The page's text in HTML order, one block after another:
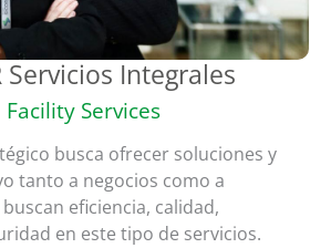
Servicios Integrales
Facility Services
busca ofrecer soluciones y
tanto a negocios como a
eficiencia, calidad,
en este tipo de servicios.